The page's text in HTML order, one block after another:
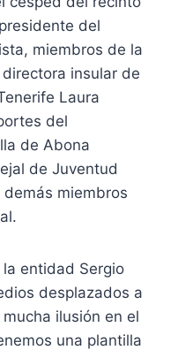
del
miembros de la
insular de
Laura
del
de Abona
de Juventud
demás miembros
entidad Sergio
desplazados a
ilusión en el
una plantilla